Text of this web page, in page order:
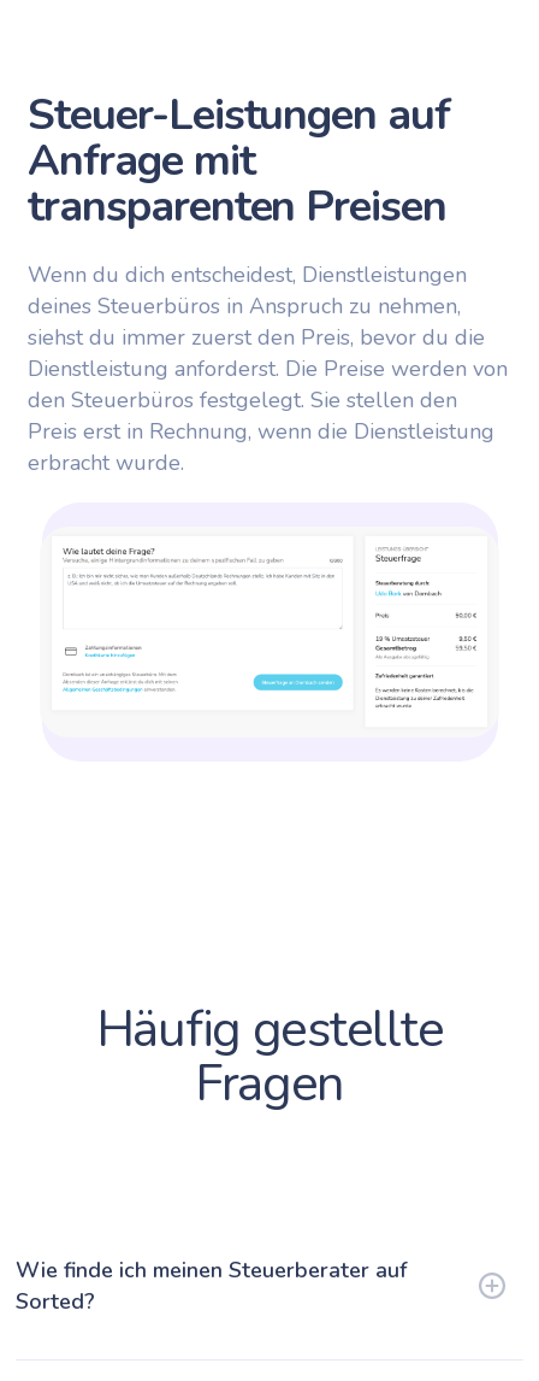
Steuer-Leistungen auf
Anfrage mit
transparenten Preisen
Wenn du dich entscheidest, Dienstleistungen
deines Steuerbüros in Anspruch zu nehmen,
siehst du immer zuerst den Preis, bevor du die
Dienstleistung anforderst. Die Preise werden von
den Steuerbüros festgelegt. Sie stellen den
Preis erst in Rechnung, wenn die Dienstleistung
erbracht wurde.
Häufig gestellte
Fragen
Wie finde ich meinen Steuerberater auf
Sorted?